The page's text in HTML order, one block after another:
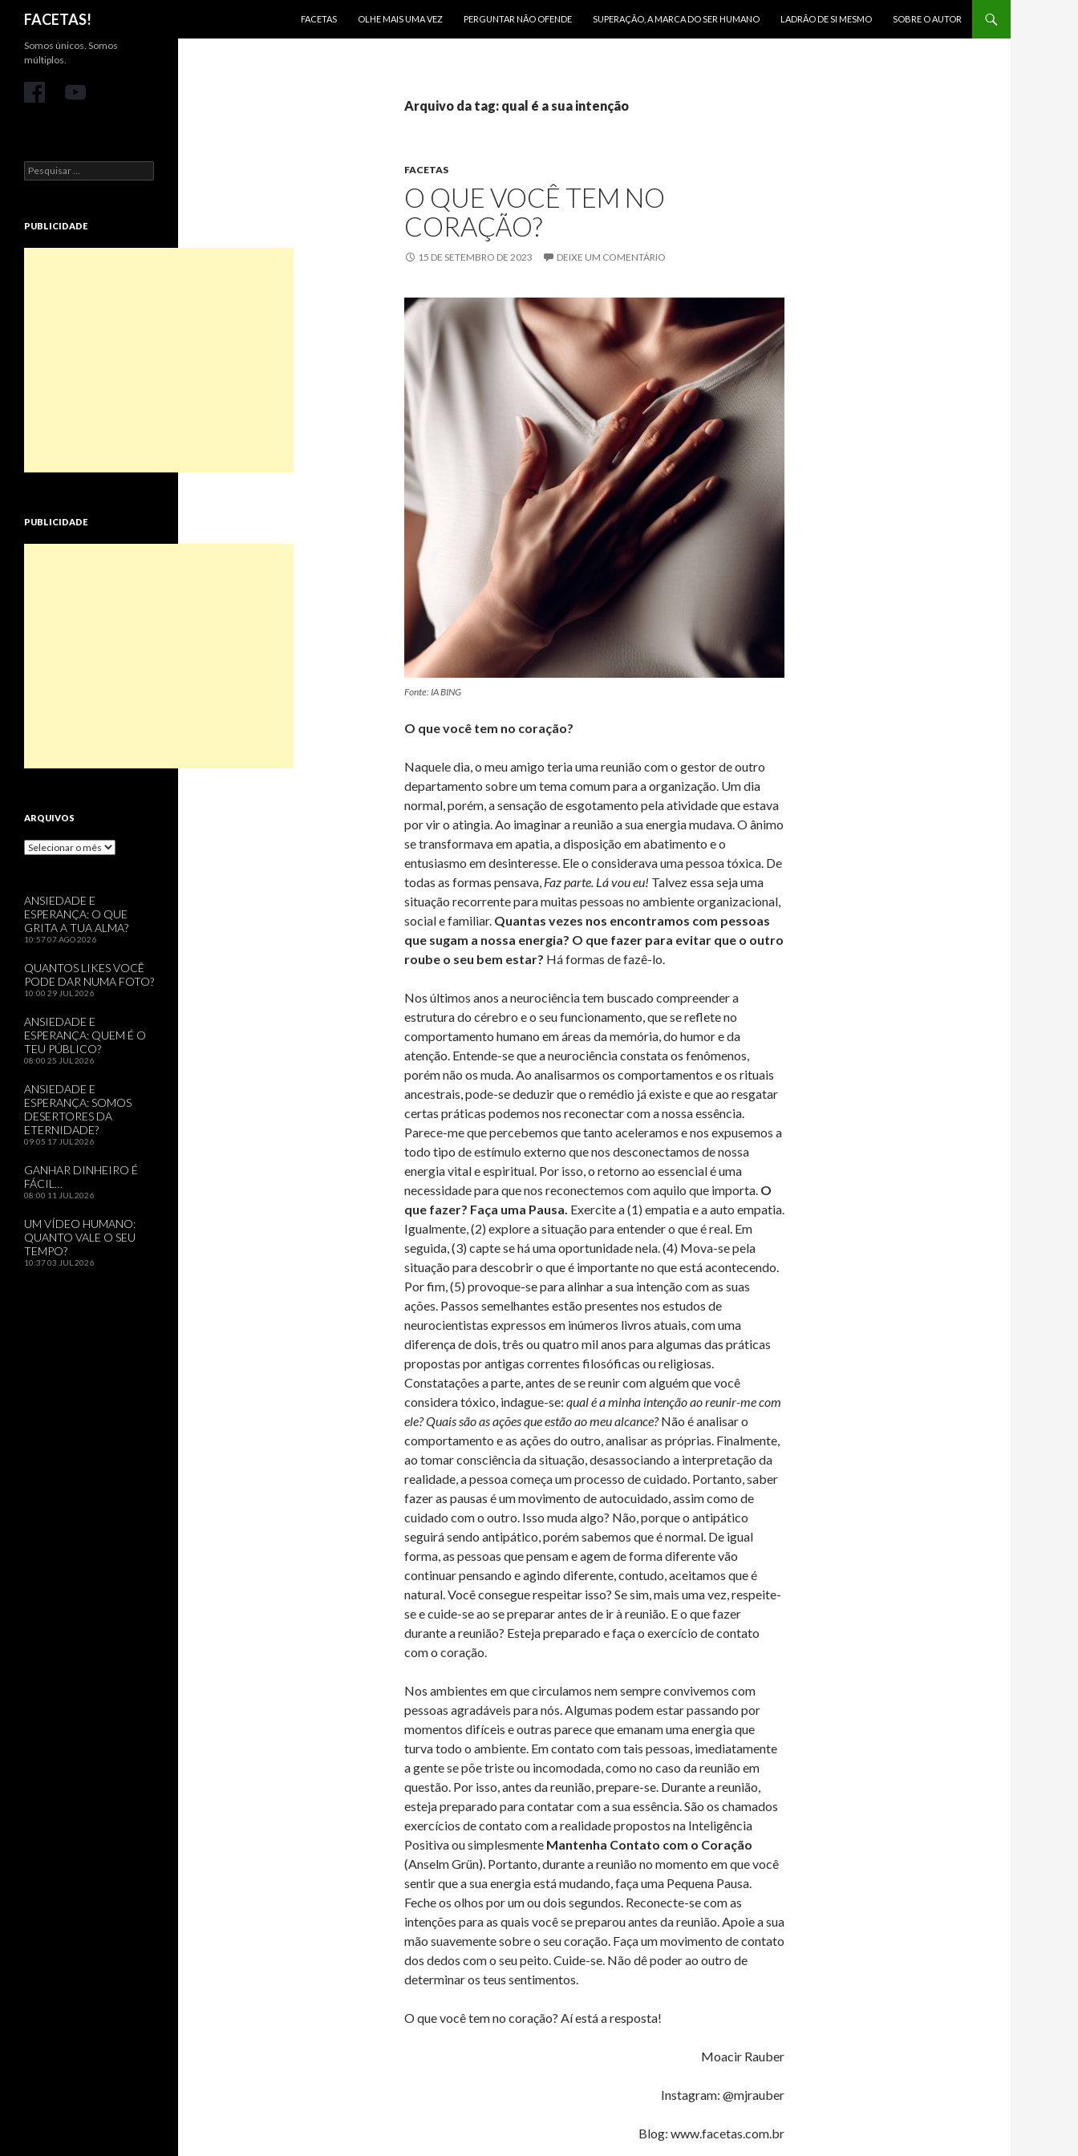
FACETAS!
FACETAS
OLHE MAIS UMA VEZ PERGUNTAR NÃO OFENDE SUPERAÇÃO, A MARCA DO SER HUMANO LADRÃO DE SI MESMO SOBRE O AUTOR
Arquivo da tag: qual é a sua intenção
FACETAS
O QUE VOCÊ TEM NO
CORAÇÃO?
15 DE SETEMBRO DE 2023 DEIXE UM COMENTÁRIO
Fonte: IA BING
O que você tem no coração?
Naquele dia, o meu amigo teria uma reunião com o gestor de outro
departamento sobre um tema comum para a organização. Um dia
normal, porém, a sensação de esgotamento pela atividade que estava
por vir o atingia. Ao imaginar a reunião a sua energia mudava. O ânimo
se transformava em apatia, a disposição em abatimento e o
entusiasmo em desinteresse. Ele o considerava uma pessoa tóxica. De
todas as formas pensava, Faz parte. Lá vou eu! Talvez essa seja uma
situação recorrente para muitas pessoas no ambiente organizacional,
social e familiar. Quantas vezes nos encontramos com pessoas
que sugam a nossa energia? O que fazer para evitar que o outro
roube o seu bem estar? Há formas de fazê-lo.
Nos últimos anos a neurociência tem buscado compreender a
estrutura do cérebro e o seu funcionamento, que se reflete no
comportamento humano em áreas da memória, do humor e da
atenção. Entende-se que a neurociência constata os fenômenos,
porém não os muda. Ao analisarmos os comportamentos e os rituais
ancestrais, pode-se deduzir que o remédio já existe e que ao resgatar
certas práticas podemos nos reconectar com a nossa essência.
Parece-me que percebemos que tanto aceleramos e nos expusemos a
todo tipo de estímulo externo que nos desconectamos de nossa
energia vital e espiritual. Por isso, o retorno ao essencial é uma
necessidade para que nos reconectemos com aquilo que importa. O
que fazer? Faça uma Pausa. Exercite a (1) empatia e a auto empatia.
Igualmente, (2) explore a situação para entender o que é real. Em
seguida, (3) capte se há uma oportunidade nela. (4) Mova-se pela
situação para descobrir o que é importante no que está acontecendo.
Por fim, (5) provoque-se para alinhar a sua intenção com as suas
ações. Passos semelhantes estão presentes nos estudos de
neurocientistas expressos em inúmeros livros atuais, com uma
diferença de dois, três ou quatro mil anos para algumas das práticas
propostas por antigas correntes filosóficas ou religiosas.
Constatações a parte, antes de se reunir com alguém que você
considera tóxico, indague-se: qual é a minha intenção ao reunir-me com
ele? Quais são as ações que estão ao meu alcance?Não é analisar o
comportamento e as ações do outro, analisar as próprias. Finalmente,
ao tomar consciência da situação, desassociando a interpretação da
realidade, a pessoa começa um processo de cuidado. Portanto, saber
fazer as pausas é um movimento de autocuidado, assim como de
cuidado com o outro. Isso muda algo? Não, porque o antipático
seguirá sendo antipático, porém sabemos que é normal. De igual
forma, as pessoas que pensam e agem de forma diferente vão
continuar pensando e agindo diferente, contudo, aceitamos que é
natural. Você consegue respeitar isso? Se sim, mais uma vez, respeite-
se e cuide-se ao se preparar antes de ir à reunião. E o que fazer
durante a reunião? Esteja preparado e faça o exercício de contato
com o coração.
Nos ambientes em que circulamos nem sempre convivemos com
pessoas agradáveis para nós. Algumas podem estar passando por
momentos difíceis e outras parece que emanam uma energia que
turva todo o ambiente. Em contato com tais pessoas, imediatamente
a gente se põe triste ou incomodada, como no caso da reunião em
questão. Por isso, antes da reunião, prepare-se. Durante a reunião,
esteja preparado para contatar com a sua essência. São os chamados
exercícios de contato com a realidade propostos na Inteligência
Positiva ou simplesmente Mantenha Contato com o Coração
(Anselm Grün). Portanto, durante a reunião no momento em que você
sentir que a sua energia está mudando, faça uma Pequena Pausa.
Feche os olhos por um ou dois segundos. Reconecte-se com as
intenções para as quais você se preparou antes da reunião. Apoie a sua
mão suavemente sobre o seu coração. Faça um movimento de contato
dos dedos com o seu peito. Cuide-se. Não dê poder ao outro de
determinar os teus sentimentos.
O que você tem no coração? Aí está a resposta!
Moacir Rauber
Instagram: @mjrauber
Blog: www.facetas.com.br
Somos únicos. Somos
múltiplos.
Pesquisar
por:
PUBLICIDADE
PUBLICIDADE
ARQUIVOS
Arquivos
ANSIEDADE E
ESPERANÇA: O QUE
GRITA A TUA ALMA?
10:5707 AGO 2026
QUANTOS LIKES VOCÊ
PODE DAR NUMA FOTO?
10:00 29 JUL 2026
ANSIEDADE E
ESPERANÇA: QUEM É O
TEU PÚBLICO?
08:00 25 JUL 2026
ANSIEDADE E
ESPERANÇA: SOMOS
DESERTORES DA
ETERNIDADE?
09:05 17 JUL 2026
GANHAR DINHEIRO É
FÁCIL…
08:00 11 JUL 2026
UM VÍDEO HUMANO:
QUANTO VALE O SEU
TEMPO?
10:3703 JUL 2026